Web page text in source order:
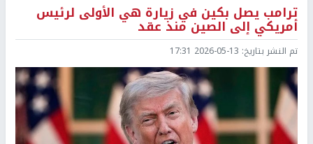
ترامب يصل بكين في زيارة هي الأولى لرئيس
أمريكي إلى الصين منذ عقد
تم النشر بتاريخ: 2026-05-13 17:31